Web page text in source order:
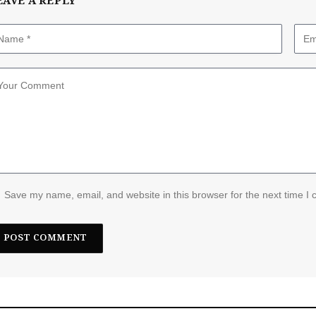
Save my name, email, and website in this browser for the next time I